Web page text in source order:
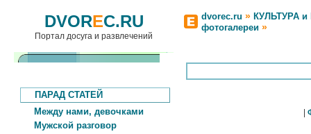
DVOREC.RU
Портал досуга и развлечений
dvorec.ru » КУЛЬТУРА
фотогалереи »
ПАРАД СТАТЕЙ
Между нами, девочками
Мужской разговор